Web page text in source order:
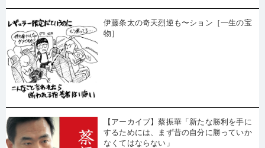
伊藤条太の奇天烈逆も〜ション［一生の宝
物］
【アーカイブ】蔡振華「新たな勝利を手に
するためには、まず昔の自分に勝っていか
なくてはならない」